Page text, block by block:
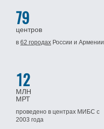
79
центров
в62 городах Россиии Армении
12
МЛН
МРТ
проведено в центрах МИБСс
2003 года